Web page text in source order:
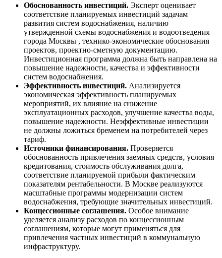
Обоснованность инвестиций. Эксперт оценивает
соответствие планируемых инвестиций задачам
развития систем водоснабжения, наличию
утвержденной схемы водоснабжения и водоотведения
города Москвы , технико-экономические обоснования
проектов, проектно-сметную документацию.
Инвестиционная программа должна быть направлена на
повышение надежности, качества и эффективности
систем водоснабжения.
Эффективность инвестиций. Анализируется
экономическая эффективность планируемых
мероприятий, их влияние на снижение
эксплуатационных расходов, улучшение качества воды,
повышение надежности. Неэффективные инвестиции
не должны ложиться бременем на потребителей через
тариф.
Источники финансирования. Проверяется
обоснованность привлечения заемных средств, условия
кредитования, стоимость обслуживания долга,
соответствие планируемой прибыли фактическим
показателям рентабельности. В Москве реализуются
масштабные программы модернизации систем
водоснабжения, требующие значительных инвестиций.
Концессионные соглашения. Особое внимание
уделяется анализу расходов по концессионным
соглашениям, которые могут применяться для
привлечения частных инвестиций в коммунальную
инфраструктуру.